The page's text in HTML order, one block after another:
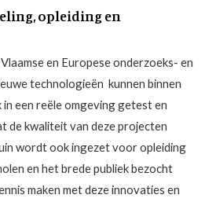
opleiding en
en Europese onderzoeks- en
technologieën kunnen binnen
een reële omgeving getest en
de kwaliteit van deze projecten
wordt ook ingezet voor opleiding
en het brede publiek bezocht
maken met deze innovaties en